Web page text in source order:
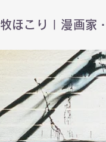
牧ほこり | 漫画家